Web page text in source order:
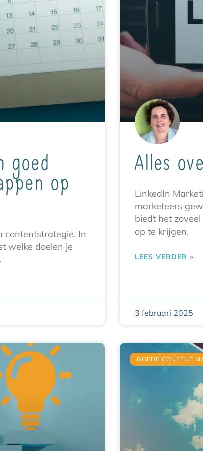
goed
op
contentstrategie. In
welke doelen je
Alles
LinkedIn
marketeers
biedt het
op te krijgen.
LEES VERDER »
3 februari 2025
GOEDE CONTENT